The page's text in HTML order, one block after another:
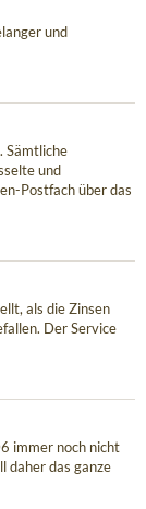
und
Sämtliche
und
Postfach über das
als die Zinsen
Der Service
immer noch nicht
daher das ganze